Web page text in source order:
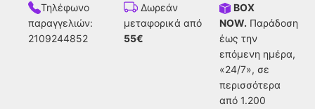
Τηλέφωνο
παραγγελιών:
2109244852
Δωρεάν
μεταφορικά από
55€
BOX
NOW. Παράδοση
έως την
επόμενη ημέρα,
«24/7», σε
περισσότερα
από 1.200